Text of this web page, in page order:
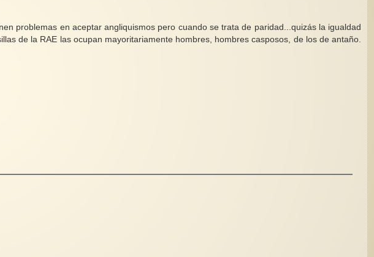
problemas en aceptar angliquismos pero cuando se trata de paridad...quizás la igualdad
de la RAE las ocupan mayoritariamente hombres, hombres casposos, de los de antaño.